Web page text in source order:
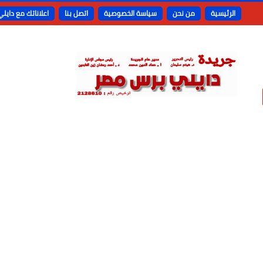
الرئيسية من نحن سياسة الخصوصية اتصل بنا اعلاناتك مع